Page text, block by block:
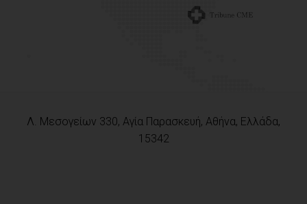
Λ. Μεσογείων 330, Αγία Παρασκευή, Αθήνα, Ελλάδα,
15342